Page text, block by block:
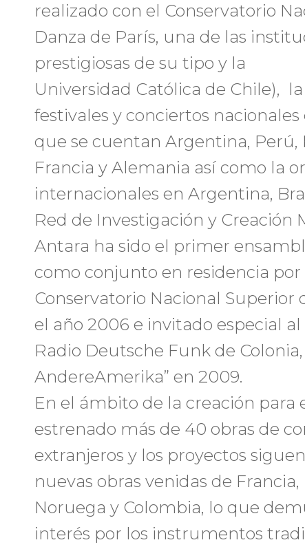
realizado con el Conservatorio
Danza de París, una de las
prestigiosas de su tipo y la
Universidad Católica de Chile),
festivales y conciertos
que se cuentan Argentina, Perú,
Francia y Alemania así como la
internacionales en Argentina,
Red de Investigación y Creación
Antara ha sido el primer
como conjunto en residencia por
Conservatorio Nacional Superior
el año 2006 e invitado especial
Radio Deutsche Funk de
AndereAmerika” en 2009.
En el ámbito de la creación
estrenado más de 40 obras de
extranjeros y los proyectos
nuevas obras venidas de
Noruega y Colombia, lo que
interés por los instrumentos